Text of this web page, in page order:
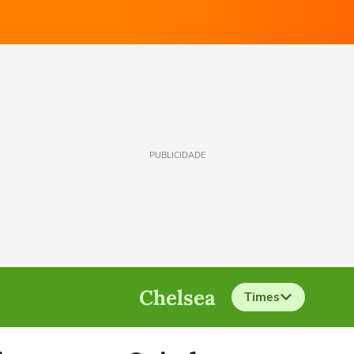
PUBLICIDADE
Chelsea Times